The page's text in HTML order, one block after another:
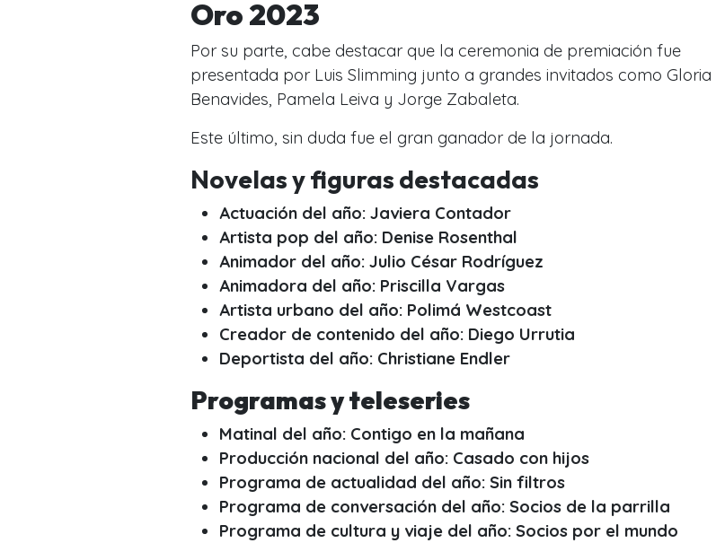
Oro 2023
Por su parte, cabe destacar que la ceremonia de premiación fue
presentada por Luis Slimming junto a grandes invitados como Gloria
Benavides, Pamela Leiva y Jorge Zabaleta.
Este último, sin duda fue el gran ganador de la jornada.
Novelas y figuras destacadas
Actuación del año: Javiera Contador
Artista pop del año: Denise Rosenthal
Animador del año: Julio César Rodríguez
Animadora del año: Priscilla Vargas
Artista urbano del año: Polimá Westcoast
Creador de contenido del año: Diego Urrutia
Deportista del año: Christiane Endler
Programas y teleseries
Matinal del año: Contigo en la mañana
Producción nacional del año: Casado con hijos
Programa de actualidad del año: Sin filtros
Programa de conversación del año: Socios de la parrilla
Programa de cultura y viaje del año: Socios por el mundo